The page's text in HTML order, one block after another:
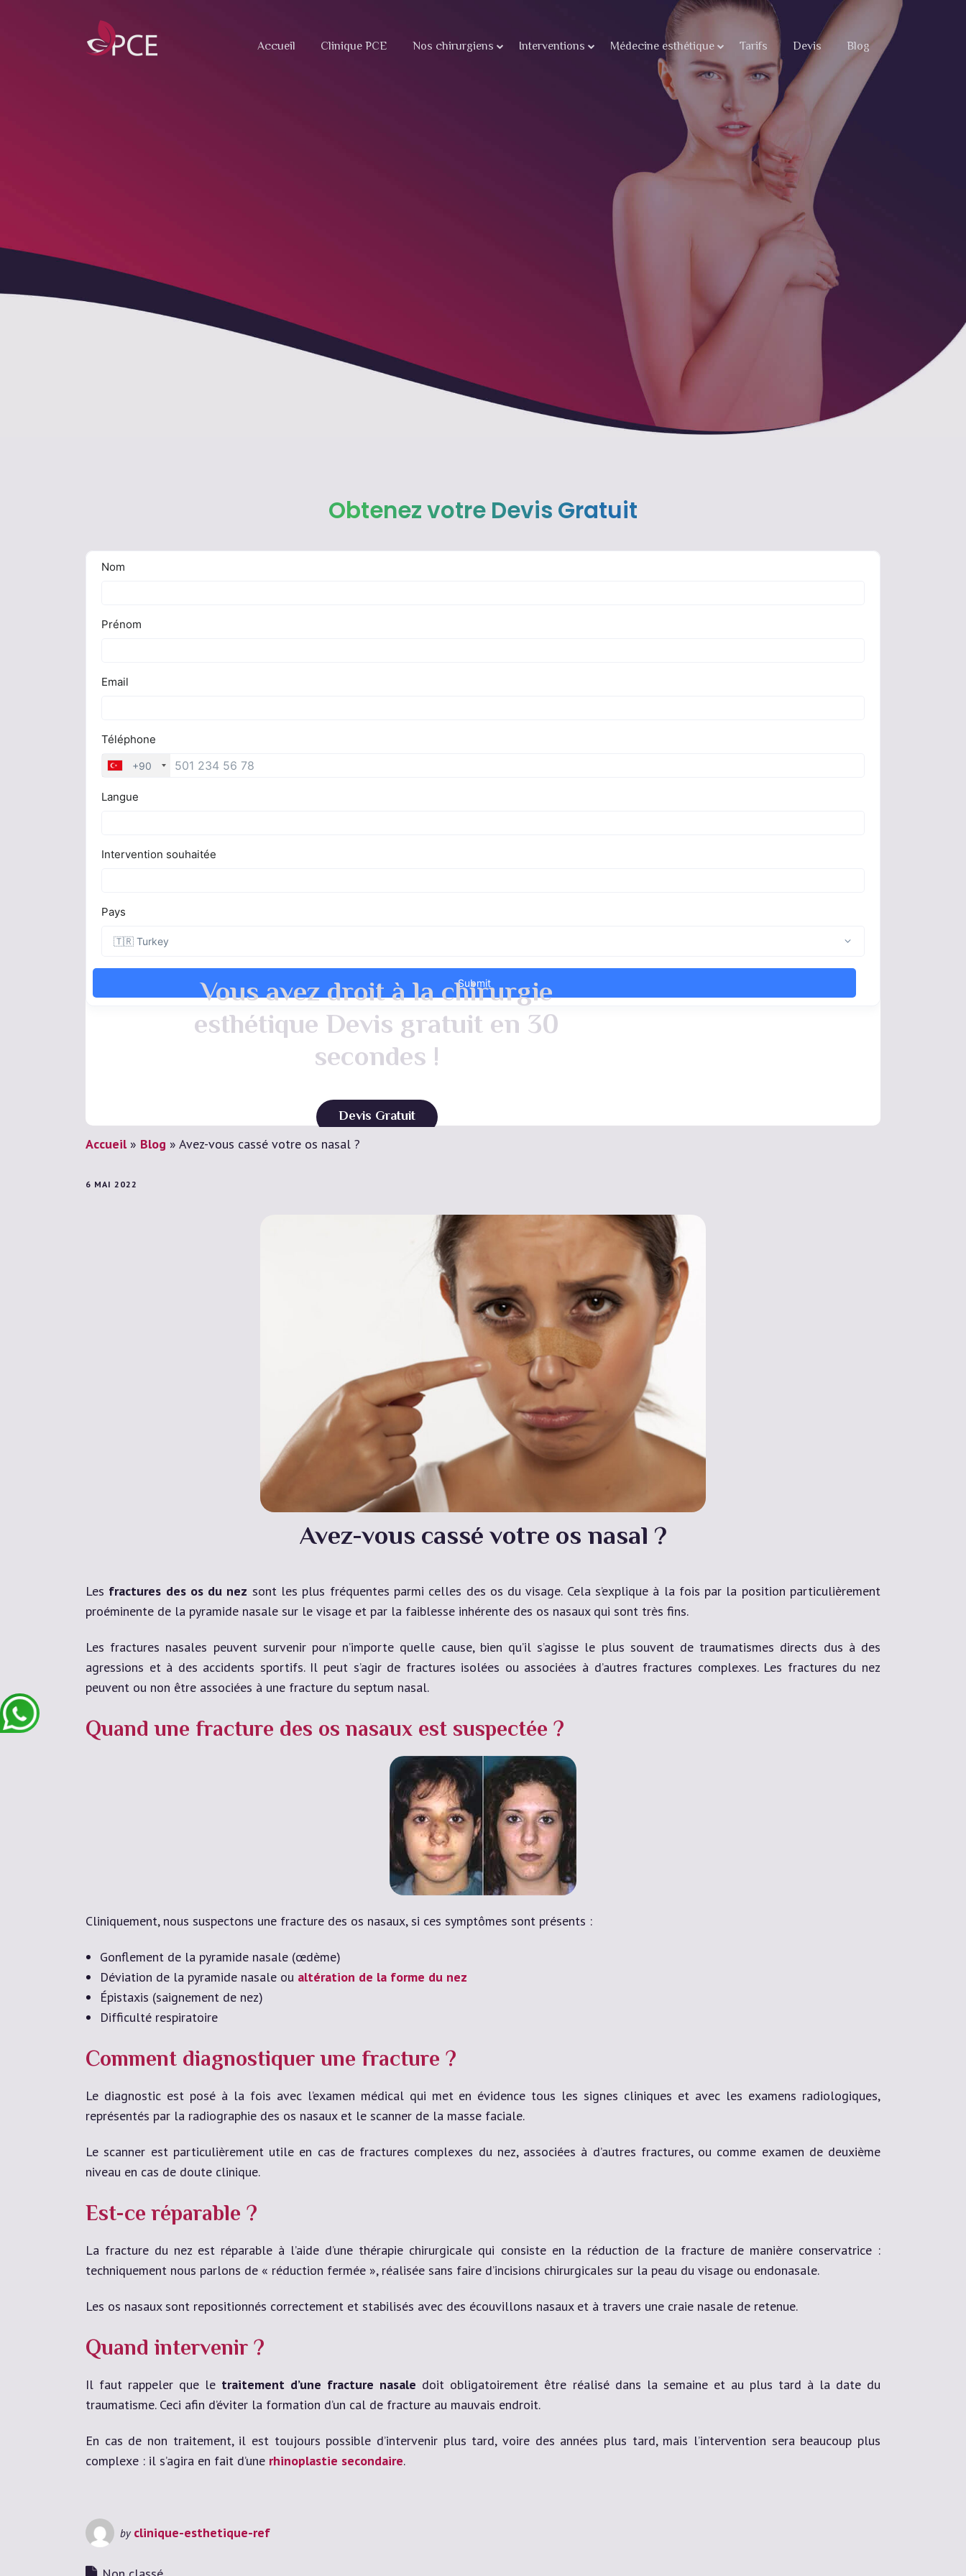
Accueil Clinique PCE Nos chirurgiens Interventions Médecine esthétique Tarifs Devis Blog
Vous avez droit à la chirurgie
esthétique Devis gratuit en 30
secondes !
Devis Gratuit
Obtenez votre Devis Gratuit
Accueil» Blog » Avez-vous cassé votre os nasal ?
6 MAI 2022
Avez-vous cassé votre os nasal ?
Les fractures des os du nez sont les plus fréquentes parmi celles des os du visage. Cela s’explique à la fois par la position particulièrement
proéminente de la pyramide nasale sur le visage et par la faiblesse inhérente des os nasaux qui sont très fins.
Les fractures nasales peuvent survenir pour n’importe quelle cause, bien qu’il s’agisse le plus souvent de traumatismes directs dus à des
agressions et à des accidents sportifs. Il peut s’agir de fractures isolées ou associées à d’autres fractures complexes. Les fractures du nez
peuvent ou non être associées à une fracture du septum nasal.
Quand une fracture des os nasaux est suspectée ?
Cliniquement, nous suspectons une fracture des os nasaux, si ces symptômes sont présents :
Gonflement de la pyramide nasale (œdème)
Déviation de la pyramide nasale ou altération de la forme du nez
Épistaxis (saignement de nez)
Difficulté respiratoire
Comment diagnostiquer une fracture ?
Le diagnostic est posé à la fois avec l’examen médical qui met en évidence tous les signes cliniques et avec les examens radiologiques,
représentés par la radiographie des os nasaux et le scanner de la masse faciale.
Le scanner est particulièrement utile en cas de fractures complexes du nez, associées à d’autres fractures, ou comme examen de deuxième
niveau en cas de doute clinique.
Est-ce réparable ?
La fracture du nez est réparable à l’aide d’une thérapie chirurgicale qui consiste en la réduction de la fracture de manière conservatrice :
techniquement nous parlons de « réduction fermée », réalisée sans faire d’incisions chirurgicales sur la peau du visage ou endonasale.
Les os nasaux sont repositionnés correctement et stabilisés avec des écouvillons nasaux et à travers une craie nasale de retenue.
Quand intervenir ?
Il faut rappeler que le traitement d’une fracture nasale doit obligatoirement être réalisé dans la semaine et au plus tard à la date du
traumatisme. Ceci afin d’éviter la formation d’un cal de fracture au mauvais endroit.
En cas de non traitement, il est toujours possible d’intervenir plus tard, voire des années plus tard, mais l’intervention sera beaucoup plus
complexe : il s’agira en fait d’une rhinoplastie secondaire.
by clinique-esthetique-ref